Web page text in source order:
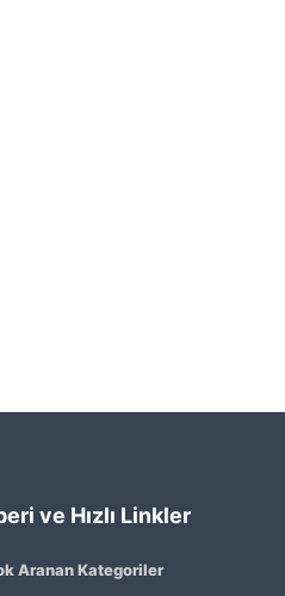
ve Hızlı Linkler
Aranan Kategoriler